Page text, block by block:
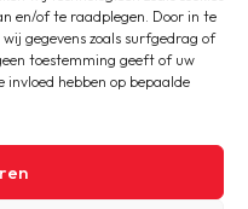
en/of te raadplegen. Door in te
gegevens zoals surfgedrag of
toestemming geeft of uw
hebben op bepaalde